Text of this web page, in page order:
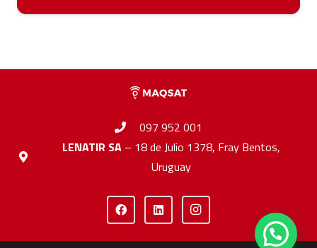
097 952 001
LENATIR SA– 18 de Julio 1378, Fray Bentos,
Uruguay